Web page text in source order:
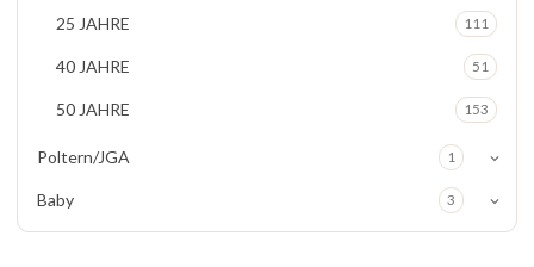
25 JAHRE 111
40 JAHRE 51
50 JAHRE 153
Poltern/JGA 1
Baby 3